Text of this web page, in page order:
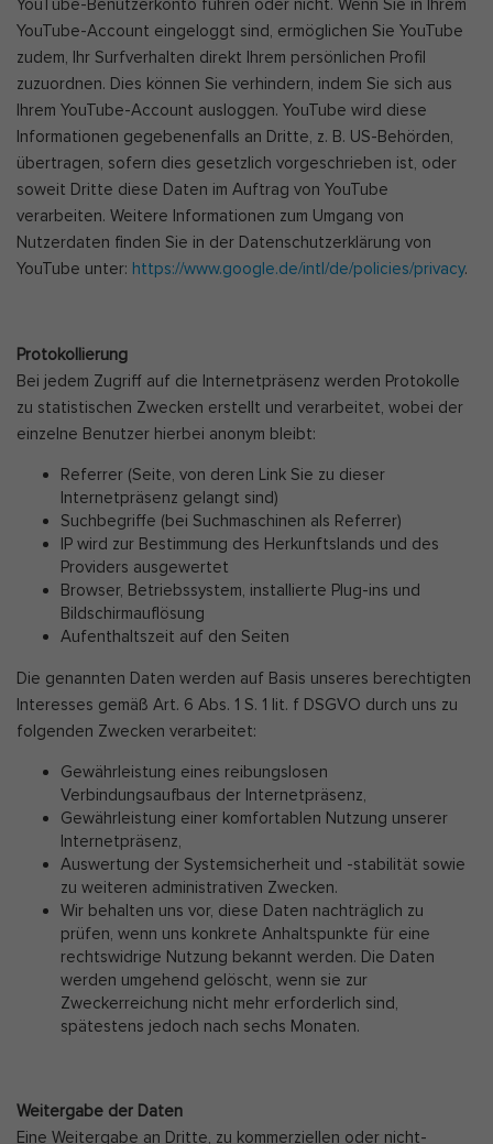
YouTube-Benutzerkonto führen oder nicht. Wenn Sie in Ihrem
YouTube-Account eingeloggt sind, ermöglichen Sie YouTube
zudem, Ihr Surfverhalten direkt Ihrem persönlichen Profil
zuzuordnen. Dies können Sie verhindern, indem Sie sich aus
Ihrem YouTube-Account ausloggen. YouTube wird diese
Informationen gegebenenfalls an Dritte, z. B. US-Behörden,
übertragen, sofern dies gesetzlich vorgeschrieben ist, oder
soweit Dritte diese Daten im Auftrag von YouTube
verarbeiten. Weitere Informationen zum Umgang von
Nutzerdaten finden Sie in der Datenschutzerklärung von
YouTube unter: https://www.google.de/intl/de/policies/privacy.
Protokollierung
Bei jedem Zugriff auf die Internetpräsenz werden Protokolle
zu statistischen Zwecken erstellt und verarbeitet, wobei der
einzelne Benutzer hierbei anonym bleibt:
Referrer (Seite, von deren Link Sie zu dieser
Internetpräsenz gelangt sind)
Suchbegriffe (bei Suchmaschinen als Referrer)
IP wird zur Bestimmung des Herkunftslands und des
Providers ausgewertet
Browser, Betriebssystem, installierte Plug-ins und
Bildschirmauflösung
Aufenthaltszeit auf den Seiten
Die genannten Daten werden auf Basis unseres berechtigten
Interesses gemäß Art. 6 Abs. 1 S. 1 lit. f DSGVO durch uns zu
folgenden Zwecken verarbeitet:
Gewährleistung eines reibungslosen
Verbindungsaufbaus der Internetpräsenz,
Gewährleistung einer komfortablen Nutzung unserer
Internetpräsenz,
Auswertung der Systemsicherheit und -stabilität sowie
zu weiteren administrativen Zwecken.
Wir behalten uns vor, diese Daten nachträglich zu
prüfen, wenn uns konkrete Anhaltspunkte für eine
rechtswidrige Nutzung bekannt werden. Die Daten
werden umgehend gelöscht, wenn sie zur
Zweckerreichung nicht mehr erforderlich sind,
spätestens jedoch nach sechs Monaten.
Weitergabe der Daten
Eine Weitergabe an Dritte, zu kommerziellen oder nicht-